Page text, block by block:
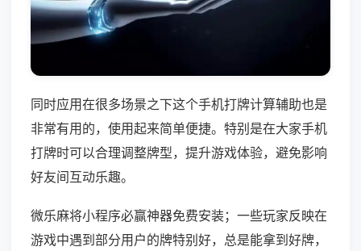
同时应用在很多场景之下这个手机打牌计算辅助也是
非常有用的，使用起来简单便捷。特别是在大家手机
打牌时可以合理调整牌型，提升游戏体验，避免影响
好友间互动乐趣。
微乐麻将小程序必赢神器免费安装；一些玩家反映在
游戏中遇到部分用户的牌特别好，总是能拿到好牌，